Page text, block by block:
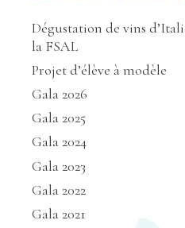
Dégustation de vins
la FSAL
Projet d’élève à modèle
Gala 2026
Gala 2025
Gala 2024
Gala 2023
Gala 2022
Gala 2021